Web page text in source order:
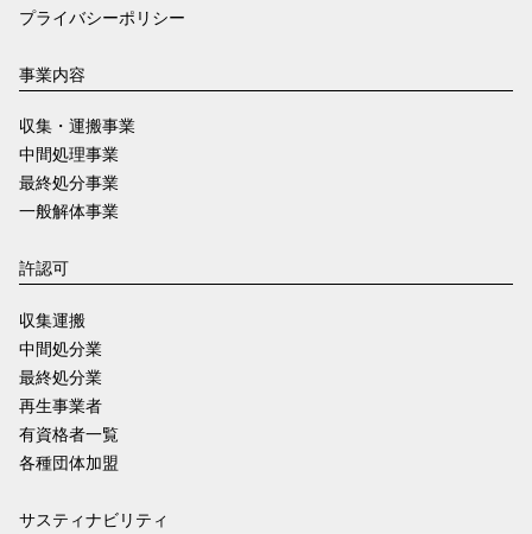
プライバシーポリシー
事業内容
収集・運搬事業
中間処理事業
最終処分事業
一般解体事業
許認可
収集運搬
中間処分業
最終処分業
再生事業者
有資格者一覧
各種団体加盟
サスティナビリティ